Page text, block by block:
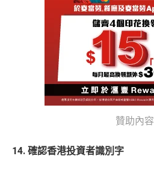
贊助內容
14. 確認香港投資者識別字